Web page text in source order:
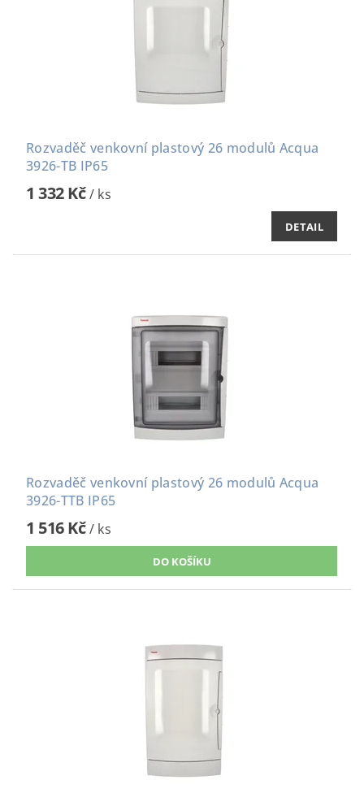
Rozvaděč venkovní plastový 26 modulů Acqua
3926-TB IP65
1 332 Kč/ ks
DETAIL
Rozvaděč venkovní plastový 26 modulů Acqua
3926-TTB IP65
1 516 Kč/ ks